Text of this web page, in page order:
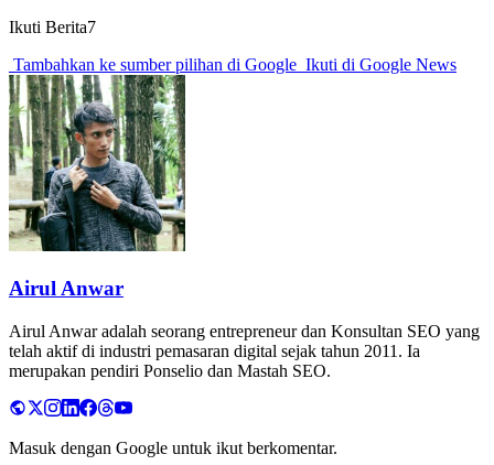
Ikuti Berita7
Tambahkan ke sumber pilihan di Google Ikuti di Google News
Airul Anwar
Airul Anwar adalah seorang entrepreneur dan Konsultan SEO yang
telah aktif di industri pemasaran digital sejak tahun 2011. Ia
merupakan pendiri Ponselio dan Mastah SEO.
Masuk dengan Google untuk ikut berkomentar.